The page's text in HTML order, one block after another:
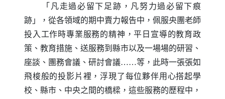
「凡走過必留下足跡，凡努力過必留下痕
跡」，從各領域的期中賣力報告中，佩服央團老師
投入工作時專業服務的精神，平日宣導的教育政
策、教育措施、送服務到縣市以及一場場的研習、
座談、團務會議、研討會議……等，此時一張張如
飛梭般的投影片裡，浮現了每位夥伴用心搭起學
校、縣市、中央之間的橋樑，這些服務的歷程中，